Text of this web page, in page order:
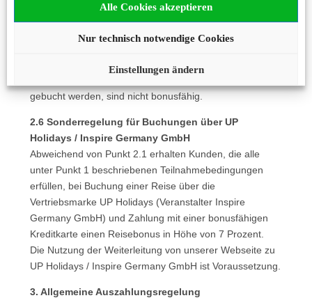
Alle Cookies akzeptieren
Nur technisch notwendige Cookies
Einstellungen ändern
Booking-Buchungen unter Angabe Ihrer
zuordnen können. Diese Möglichkeit steht Ihnen ab 24
Stunden nach Ihrer Buchung zur Verfügung.
gebucht werden, sind nicht bonusfähig.
2.6 Sonderregelung für Buchungen über UP
Holidays / Inspire Germany GmbH
Abweichend von Punkt 2.1 erhalten Kunden, die alle
unter Punkt 1 beschriebenen Teilnahmebedingungen
erfüllen, bei Buchung einer Reise über die
Vertriebsmarke UP Holidays (Veranstalter Inspire
Germany GmbH) und Zahlung mit einer bonusfähigen
Kreditkarte einen Reisebonus in Höhe von 7 Prozent.
Die Nutzung der Weiterleitung von unserer Webseite zu
UP Holidays / Inspire Germany GmbH ist Voraussetzung.
3. Allgemeine Auszahlungsregelung